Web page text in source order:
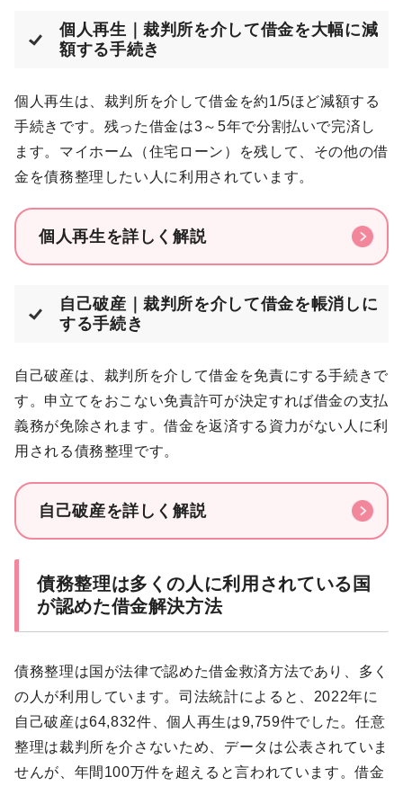
個人再生｜裁判所を介して借金を大幅に減
額する手続き
個人再生は、裁判所を介して借金を約1/5ほど減額する
手続きです。残った借金は3～5年で分割払いで完済し
ます。マイホーム（住宅ローン）を残して、その他の借
金を債務整理したい人に利用されています。
個人再生を詳しく解説
自己破産｜裁判所を介して借金を帳消しに
する手続き
自己破産は、裁判所を介して借金を免責にする手続きで
す。申立てをおこない免責許可が決定すれば借金の支払
義務が免除されます。借金を返済する資力がない人に利
用される債務整理です。
自己破産を詳しく解説
債務整理は多くの人に利用されている国
が認めた借金解決方法
債務整理は国が法律で認めた借金救済方法であり、多く
の人が利用しています。司法統計によると、2022年に
自己破産は64,832件、個人再生は9,759件でした。任意
整理は裁判所を介さないため、データは公表されていま
せんが、年間100万件を超えると言われています。借金